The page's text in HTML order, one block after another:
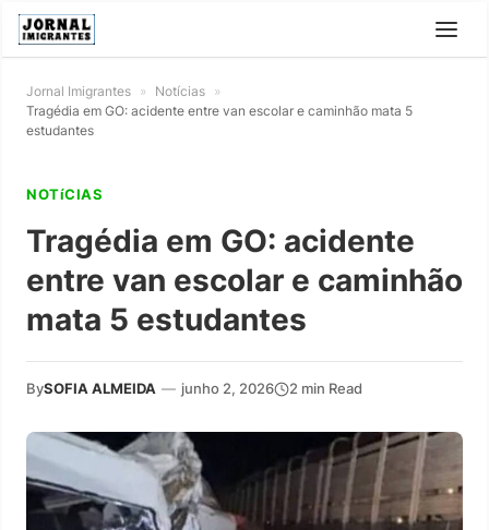
Jornal Imigrantes » Notícias »
Tragédia em GO: acidente entre van escolar e caminhão mata 5
estudantes
NOTíCIAS
Tragédia em GO: acidente
entre van escolar e caminhão
mata 5 estudantes
BySOFIA ALMEIDA — junho 2, 2026 2 min Read